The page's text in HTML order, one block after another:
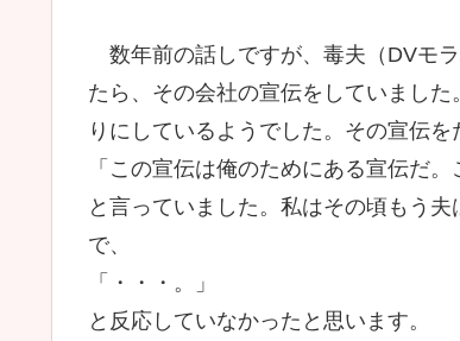
数年前の話しですが、毒夫（DVモ
たら、その会社の宣伝をしていまし
りにしているようでした。その宣伝
「この宣伝は俺のためにある宣伝だ
と言っていました。私はその頃もう
で、
「・・・。」
と反応していなかったと思います。